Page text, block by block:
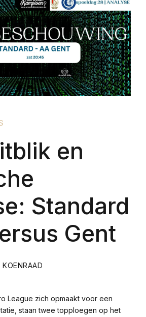
en
Standard
Gent
KOENRAAD
League zich opmaakt voor een
staan twee topploegen op het